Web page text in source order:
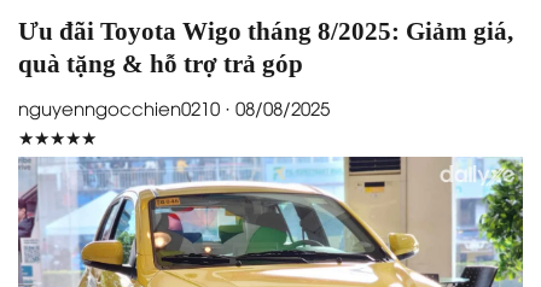
Ưu đãi Toyota Wigo tháng 8/2025: Giảm giá,
quà tặng & hỗ trợ trả góp
nguyenngocchien0210 · 08/08/2025
★★★★★